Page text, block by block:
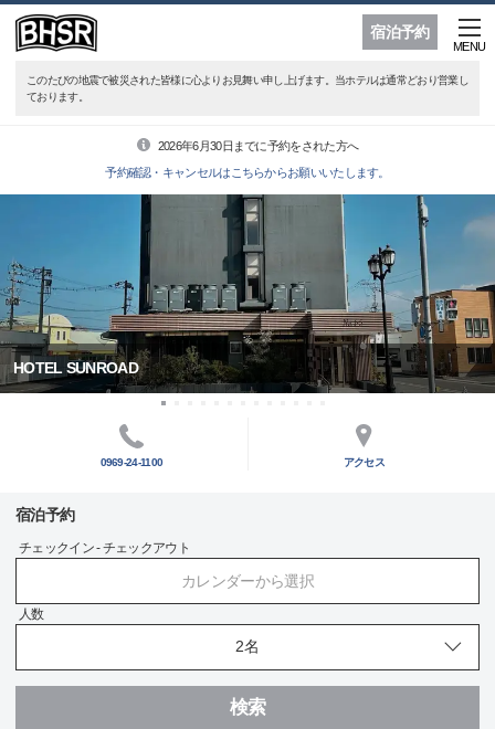
宿泊予約
MENU
このたびの地震で被災された皆様に心よりお見舞い申し上げます。当ホテルは通常どおり営業し
ております。
2026年6月30日までに予約をされた方へ
予約確認・キャンセルはこちらからお願いいたします。
HOTEL SUNROAD
0969-24-1100 アクセス
宿泊予約
チェックイン - チェックアウト
カレンダーから選択
人数
検索